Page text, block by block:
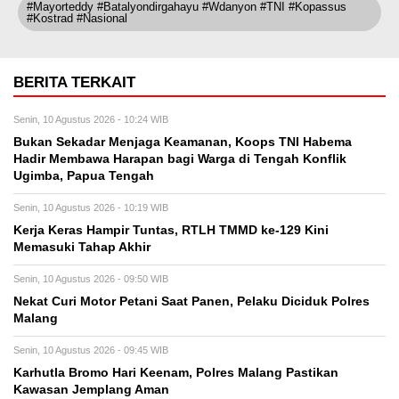
#Mayorteddy #Batalyondirgahayu #Wdanyon #TNI #Kopassus
#Kostrad #Nasional
BERITA TERKAIT
Senin, 10 Agustus 2026 - 10:24 WIB
Bukan Sekadar Menjaga Keamanan, Koops TNI Habema
Hadir Membawa Harapan bagi Warga di Tengah Konflik
Ugimba, Papua Tengah
Senin, 10 Agustus 2026 - 10:19 WIB
Kerja Keras Hampir Tuntas, RTLH TMMD ke-129 Kini
Memasuki Tahap Akhir
Senin, 10 Agustus 2026 - 09:50 WIB
Nekat Curi Motor Petani Saat Panen, Pelaku Diciduk Polres
Malang
Senin, 10 Agustus 2026 - 09:45 WIB
Karhutla Bromo Hari Keenam, Polres Malang Pastikan
Kawasan Jemplang Aman